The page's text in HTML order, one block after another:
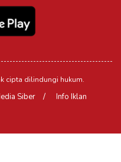
cipta dilindungi hukum.
Siber Info Iklan